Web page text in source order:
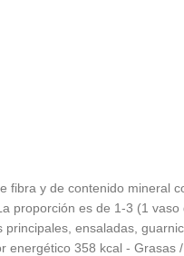
y de contenido mineral
es de 1-3 (1
ensaladas,
358 kcal -